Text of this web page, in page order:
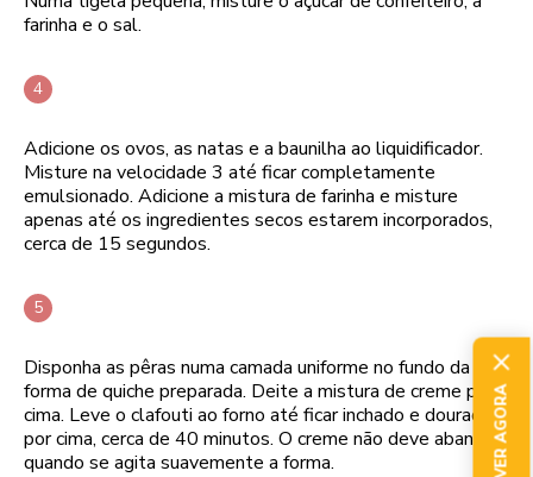
farinha e o sal.
Adicione os ovos, as natas e a baunilha ao liquidificador.
Misture na velocidade 3 até ficar completamente
emulsionado. Adicione a mistura de farinha e misture
apenas até os ingredientes secos estarem incorporados,
cerca de 15 segundos.
Disponha as pêras numa camada uniforme no fundo da
forma de quiche preparada. Deite a mistura de creme por
cima. Leve o clafouti ao forno até ficar inchado e dourado
por cima, cerca de 40 minutos. O creme não deve abanar
quando se agita suavemente a forma.